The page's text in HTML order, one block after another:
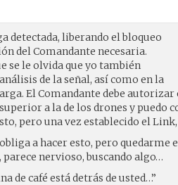
detectada, liberando el bloqueo
del Comandante necesaria.
se le olvida que yo también
de la señal, así como en la
El Comandante debe autorizar
a la de los drones y
pero una vez establecido el
a hacer esto, pero quedarme
parece nervioso, buscando algo…
de café está detrás de usted…”